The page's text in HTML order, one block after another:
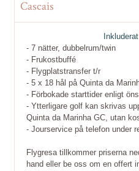
Cascais
- 7 nätter, dubbelrum/twin
- Frukostbuffé
- Flygplatstransfer t/r
- 5 x 18 hål på Quinta da
- Förbokade starttider enligt
- Ytterligare golf kan skrivas
Quinta da Marinha GC, utan
- Jourservice på telefon under
Flygresa tillkommer priserna
hand eller be oss om en offert